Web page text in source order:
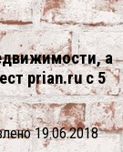
а
prian.ru с 5
19.06.2018